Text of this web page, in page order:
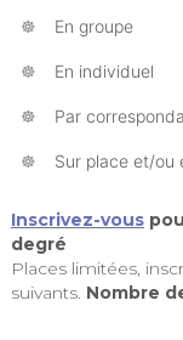
En groupe
En individuel
Par
Sur place et/ou
Inscrivez-vous
degré
Places limitées,
suivants. Nombre